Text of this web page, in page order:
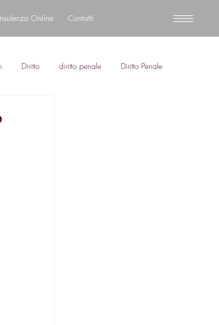
Online Contatti
Diritto diritto penale Diritto Penale